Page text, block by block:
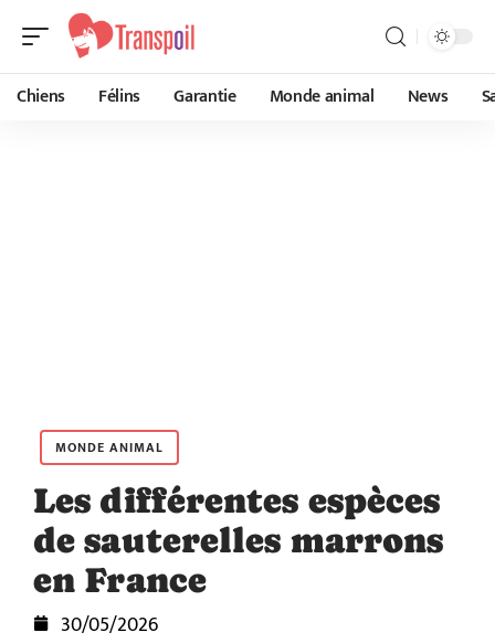
Chiens Félins Garantie Monde animal News
MONDE ANIMAL
Les différentes espèces
de sauterelles marrons
en France
30/05/2026